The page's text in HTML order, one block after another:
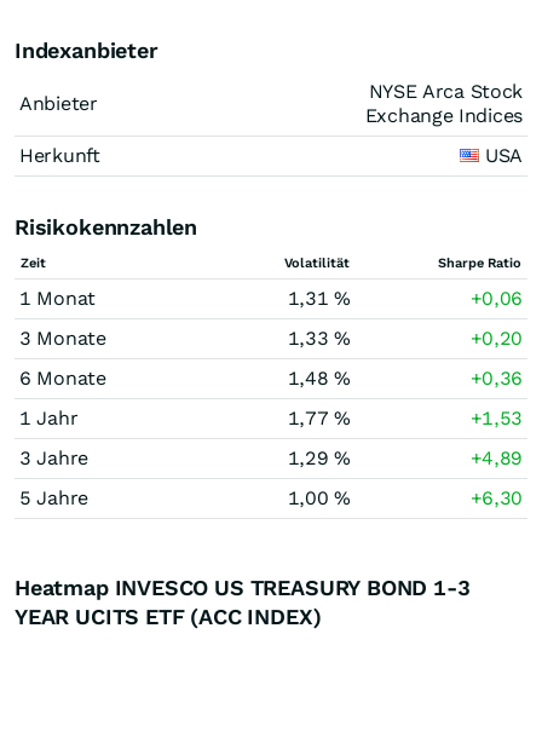
Indexanbieter
Anbieter
NYSE Arca Stock
Exchange Indices
Herkunft
USA
Risikokennzahlen
Zeit Volatilität Sharpe Ratio
1 Monat 1,31 %
+0,06
3 Monate
1,33 %
+0,20
6 Monate
1,48 %
+0,36
1 Jahr
1,77 %
+1,53
3 Jahre
1,29 %
+4,89
5 Jahre
1,00 % +6,30
Heatmap INVESCO US TREASURY BOND 1-3
YEAR UCITS ETF (ACC INDEX)